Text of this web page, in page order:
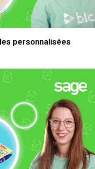
personnalisées